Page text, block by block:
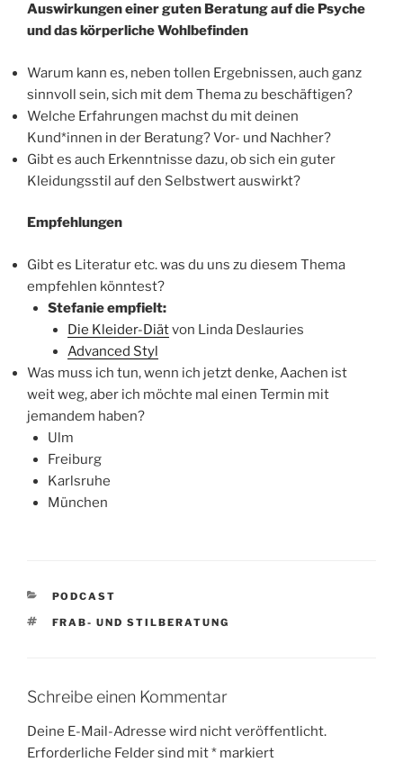
Auswirkungen einer guten Beratung auf die Psyche
und das körperliche Wohlbefinden
Warum kann es, neben tollen Ergebnissen, auch ganz
sinnvoll sein, sich mit dem Thema zu beschäftigen?
Welche Erfahrungen machst du mit deinen
Kund*innen in der Beratung? Vor- und Nachher?
Gibt es auch Erkenntnisse dazu, ob sich ein guter
Kleidungsstil auf den Selbstwert auswirkt?
Empfehlungen
Gibt es Literatur etc. was du uns zu diesem Thema
empfehlen könntest?
Stefanie empfielt:
Die Kleider-Diätvon Linda Deslauries
Advanced Styl
Was muss ich tun, wenn ich jetzt denke, Aachen ist
weit weg, aber ich möchte mal einen Termin mit
jemandem haben?
Ulm
Freiburg
Karlsruhe
München
KATEGORIEN
PODCAST
SCHLAGWÖRTER
FRAB- UND STILBERATUNG
Schreibe einen Kommentar
Deine E-Mail-Adresse wird nicht veröffentlicht.
Erforderliche Felder sind mit* markiert